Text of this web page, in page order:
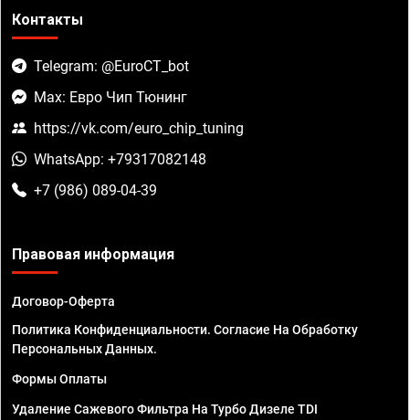
Контакты
Telegram: @EuroCT_bot
Max: Евро Чип Тюнинг
https://vk.com/euro_chip_tuning
WhatsApp: +79317082148
+7 (986) 089-04-39
Правовая информация
Договор-Оферта
Политика Конфиденциальности. Согласие На Обработку
Персональных Данных.
Формы Оплаты
Удаление Сажевого Фильтра На Турбо Дизеле TDI